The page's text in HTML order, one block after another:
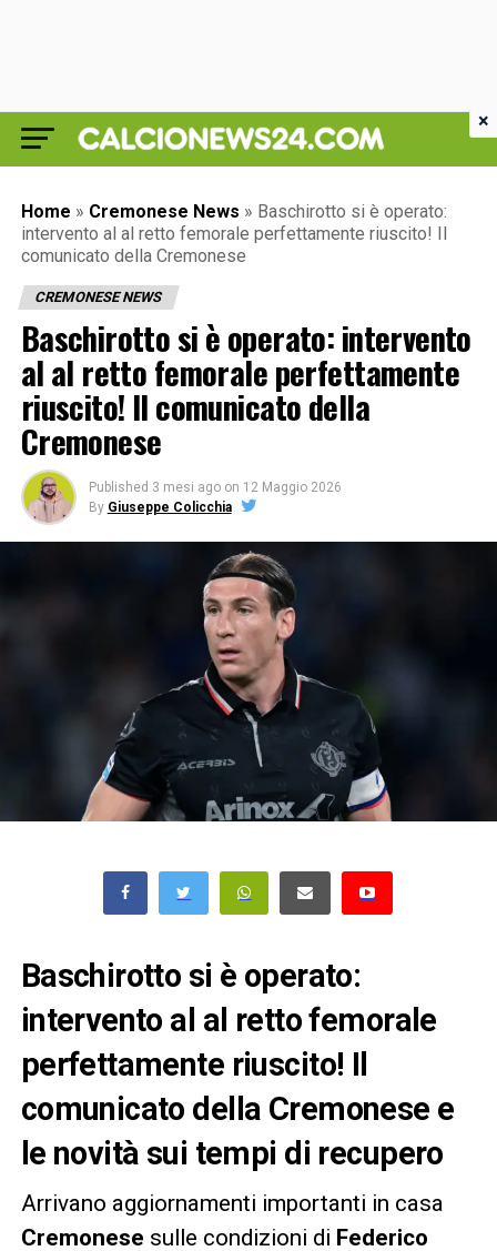
Home » Cremonese News » Baschirotto si è operato:
intervento al al retto femorale perfettamente riuscito! Il
comunicato della Cremonese
CREMONESE NEWS
Baschirotto si è operato: intervento
al al retto femorale perfettamente
riuscito! Il comunicato della
Cremonese
Published 3 mesi ago on 12 Maggio 2026
By Giuseppe Colicchia
Baschirotto si è operato:
intervento al al retto femorale
perfettamente riuscito! Il
comunicato della Cremonese e
le novità sui tempi di recupero
Arrivano aggiornamenti importanti in casa
Cremonese sulle condizioni di Federico
×